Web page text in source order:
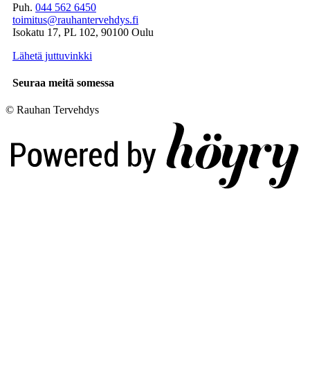
Puh. 044 562 6450
toimitus@rauhantervehdys.fi
Isokatu 17, PL 102, 90100 Oulu
Lähetä juttuvinkki
Seuraa meitä somessa
© Rauhan Tervehdys